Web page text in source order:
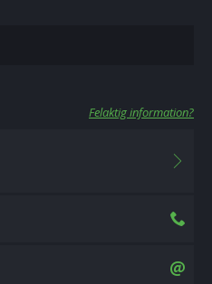
Felaktig information?